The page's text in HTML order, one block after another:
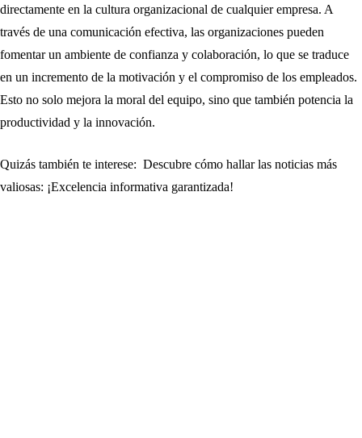
directamente en la cultura organizacional de cualquier empresa. A
través de una comunicación efectiva, las organizaciones pueden
fomentar un ambiente de confianza y colaboración, lo que se traduce
en un incremento de la motivación y el compromiso de los empleados.
Esto no solo mejora la moral del equipo, sino que también potencia la
productividad y la innovación.
Quizás también te interese: Descubre cómo hallar las noticias más
valiosas: ¡Excelencia informativa garantizada!